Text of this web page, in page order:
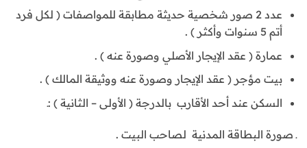
عدد 2 صور شخصية حديثة مطابقة للمواصفات ( لكل فرد
أتم 5 سنوات وأكثر ) .
عمارة ( عقد الإيجار الأصلي وصورة عنه ) .
بيت مؤجر ( عقد الإيجار وصورة عنه ووثيقة المالك ) .
السكن عند أحد الأقارب بالدرجة ( الأولى – الثانية ) :ـ
ـ صورة البطاقة المدنية لصاحب البيت .